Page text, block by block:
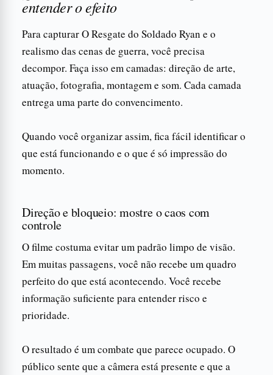
entender o efeito
Para capturar O Resgate do Soldado Ryan e o
realismo das cenas de guerra, você precisa
decompor. Faça isso em camadas: direção de arte,
atuação, fotografia, montagem e som. Cada camada
entrega uma parte do convencimento.
Quando você organizar assim, fica fácil identificar o
que está funcionando e o que é só impressão do
momento.
Direção e bloqueio: mostre o caos com
controle
O filme costuma evitar um padrão limpo de visão.
Em muitas passagens, você não recebe um quadro
perfeito do que está acontecendo. Você recebe
informação suficiente para entender risco e
prioridade.
O resultado é um combate que parece ocupado. O
público sente que a câmera está presente e que a